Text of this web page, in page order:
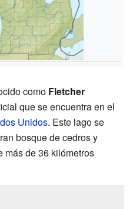
como Fletcher
que se encuentra en el
Unidos. Este lago se
bosque de cedros y
más de 36 kilómetros